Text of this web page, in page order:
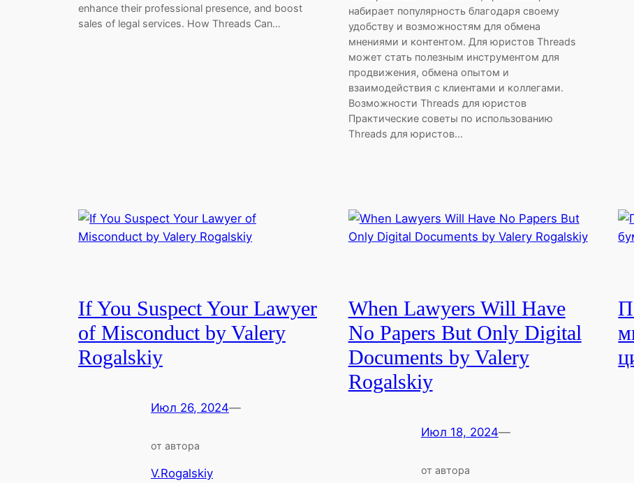
enhance their professional presence, and boost
sales of legal services. How Threads Can…
набирает популярность благодаря своему
удобству и возможностям для обмена
мнениями и контентом. Для юристов Threads
может стать полезным инструментом для
продвижения, обмена опытом и
взаимодействия с клиентами и коллегами.
Возможности Threads для юристов
Практические советы по использованию
Threads для юристов…
If You Suspect Your Lawyer
of Misconduct by Valery
Rogalskiy
Июл 26, 2024—
от автора
V.Rogalskiy
When Lawyers Will Have
No Papers But Only Digital
Documents by Valery
Rogalskiy
Июл 18, 2024—
от автора